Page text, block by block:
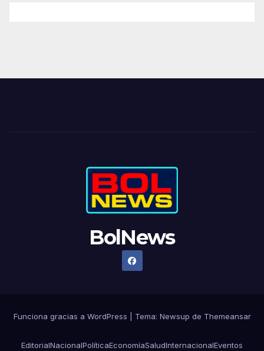
BolNews
Funciona gracias a WordPress Tema: Newsup de Themeansar
EditorialNacionalPolíticaEconomíaSaludInternacionalEventos